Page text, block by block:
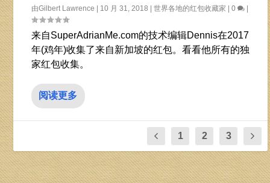
由Gilbert Lawrence | 10 月 31, 2018 |世界各地的红包收藏家 |0 |
来自SuperAdrianMe.com的技术编辑Dennis在2017
年(鸡年)收集了来自新加坡的红包。看看他所有的独
家红包收集。
阅读更多
1 2 3